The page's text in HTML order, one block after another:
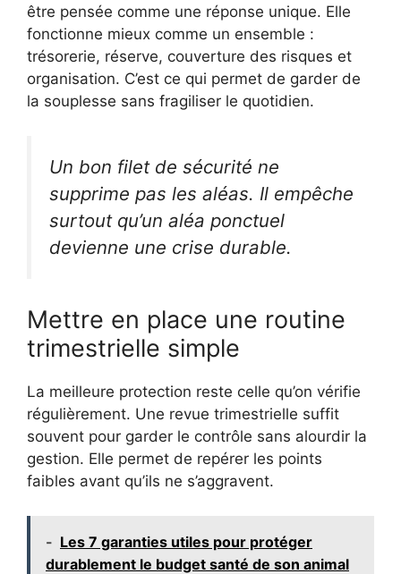
être pensée comme une réponse unique. Elle
fonctionne mieux comme un ensemble :
trésorerie, réserve, couverture des risques et
organisation. C’est ce qui permet de garder de
la souplesse sans fragiliser le quotidien.
Un bon filet de sécurité ne
supprime pas les aléas. Il empêche
surtout qu’un aléa ponctuel
devienne une crise durable.
Mettre en place une routine
trimestrielle simple
La meilleure protection reste celle qu’on vérifie
régulièrement. Une revue trimestrielle suffit
souvent pour garder le contrôle sans alourdir la
gestion. Elle permet de repérer les points
faibles avant qu’ils ne s’aggravent.
- Les 7 garanties utiles pour protéger
durablement le budget santé de son animal